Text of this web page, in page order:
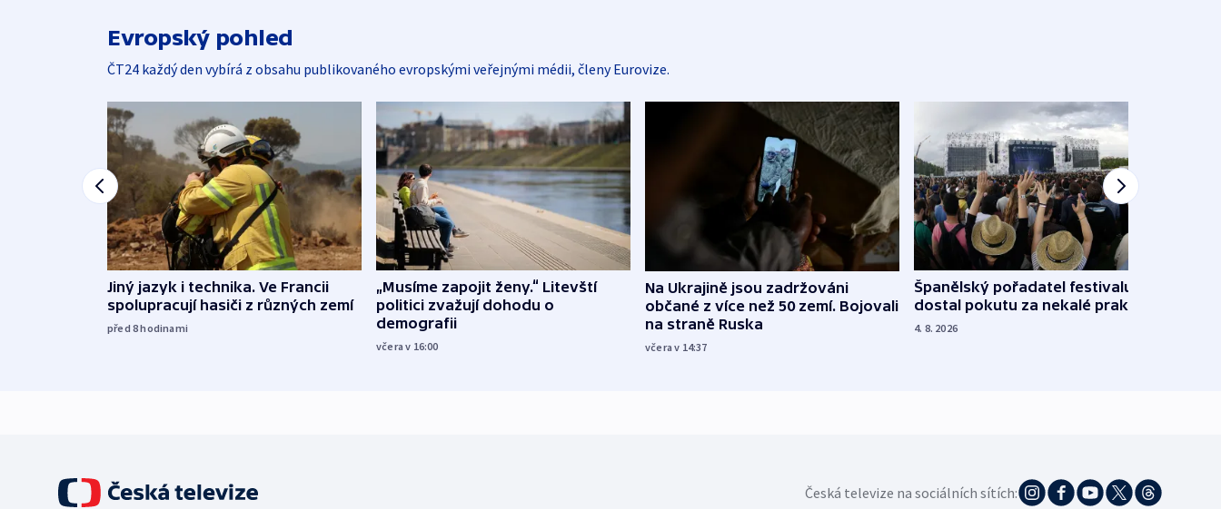
Evropský pohled
ČT24 každý den vybírá z obsahu publikovaného evropskými veřejnými médii, členy Eurovize.
Jiný jazyk i technika. Ve Francii
spolupracují hasiči z různých zemí
před 8hodinami
„Musíme zapojit ženy.“ Litevští
politici zvažují dohodu o
demografii
včera v 16:00
Na Ukrajině jsou zadržováni
občané z více než 50 zemí. Bojovali
na straně Ruska
včera v 14:37
Španělský pořadatel festivalu
dostal pokutu za nekalé praktiky
4. 8. 2026
Česká televize na sociálních sítích: